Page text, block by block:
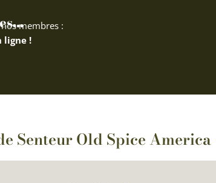
membres :
ligne !
Senteur Old Spice America